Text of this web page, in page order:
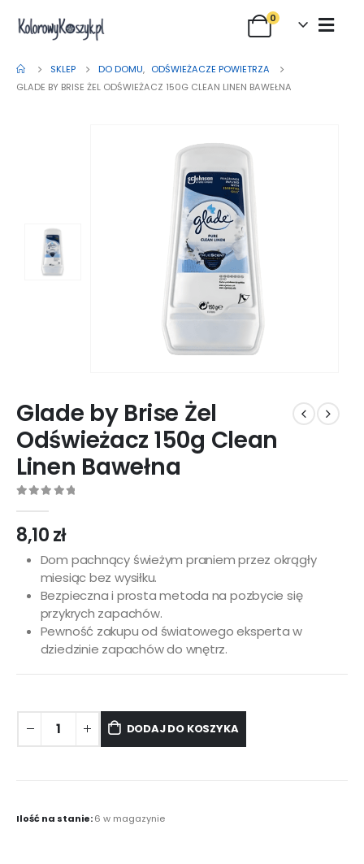
0
SKLEP DO DOMU, ODŚWIEŻACZE POWIETRZA
GLADE BY BRISE ŻEL ODŚWIEŻACZ 150G CLEAN LINEN BAWEŁNA
Glade by Brise Żel
Odświeżacz 150g Clean
Linen Bawełna
8,10zł
Dom pachnący świeżym praniem przez okrągły
miesiąc bez wysiłku.
Bezpieczna i prosta metoda na pozbycie się
przykrych zapachów.
Pewność zakupu od światowego eksperta w
dziedzinie zapachów do wnętrz.
DODAJ DO KOSZYKA
Ilość na stanie:6 w magazynie